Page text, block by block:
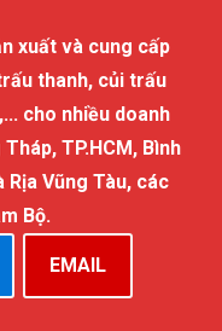
xuất và cung cấp
thanh, củi trấu
cho nhiều doanh
TP.HCM, Bình
Rịa Vũng Tàu, các
Bộ.
EMAIL